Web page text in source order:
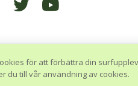
för att förbättra din
du till vår användning av cookies.